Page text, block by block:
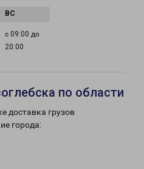
с 09:00 до
20:00
по области
доставка грузов
города: